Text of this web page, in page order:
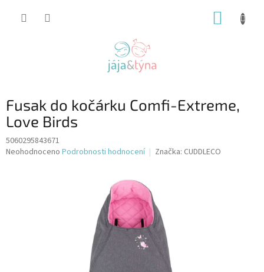
Fusak do kočárku Comfi-Extreme,
Love Birds
5060295843671
Průměrné
Neohodnoceno Podrobnosti hodnocení Značka: CUDDLECO